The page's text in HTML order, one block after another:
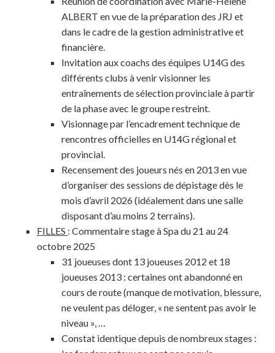
ALBERT en vue de la préparation des JRJ et
dans le cadre de la gestion administrative et
financière.
Invitation aux coachs des équipes U14G des
différents clubs à venir visionner les
entraînements de sélection provinciale à partir
de la phase avec le groupe restreint.
Visionnage par l’encadrement technique de
rencontres officielles en U14G régional et
provincial.
Recensement des joueurs nés en 2013 en vue
d’organiser des sessions de dépistage dès le
mois d’avril 2026 (idéalement dans une salle
disposant d’au moins 2 terrains).
FILLES : Commentaire stage à Spa du 21 au 24
octobre 2025
31 joueuses dont 13 joueuses 2012 et 18
joueuses 2013 : certaines ont abandonné en
cours de route (manque de motivation, blessure,
ne veulent pas déloger, « ne sentent pas avoir le
niveau », …
Constat identique depuis de nombreux stages :